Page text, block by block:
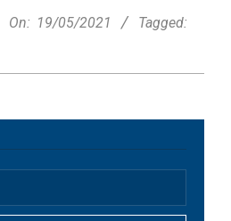
On: 19/05/2021
Tagged: